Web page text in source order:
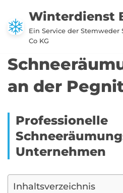
Zum
Inhalt
Winterdienst
Ein Service der Stemweder
Co KG
an der
Professionelle
Unternehmen
Inhaltsverzeichnis